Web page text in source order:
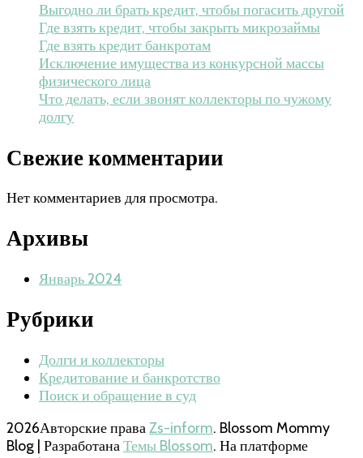
Выгодно ли брать кредит, чтобы погасить другой
Где взять кредит, чтобы закрыть микрозаймы
Где взять кредит банкротам
Исключение имущества из конкурсной массы
физического лица
Что делать, если звонят коллекторы по чужому
долгу
Свежие комментарии
Нет комментариев для просмотра.
Архивы
Январь 2024
Рубрики
Долги и коллекторы
Кредитование и банкротство
Поиск и обращение в суд
2026Авторские праваZs-inform. Blossom Mommy
Blog | РазработанаТемы Blossom. На платформе